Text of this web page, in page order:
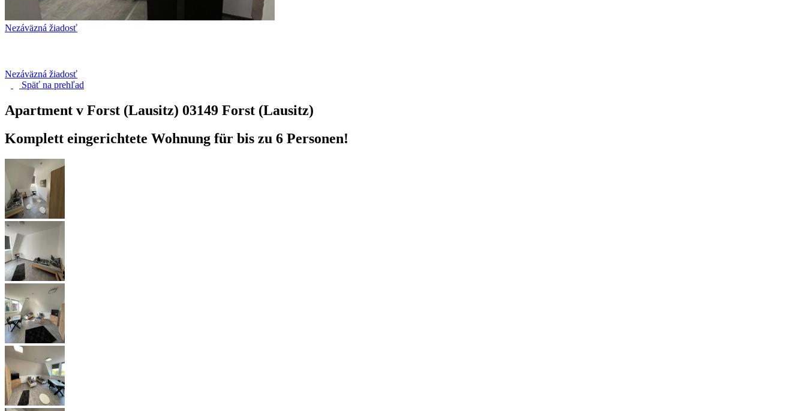
Nezáväzná žiadosť
Nezáväzná žiadosť
Späť na prehľad
Apartment v Forst (Lausitz) 03149 Forst (Lausitz)
Komplett eingerichtete Wohnung für bis zu 6 Personen!